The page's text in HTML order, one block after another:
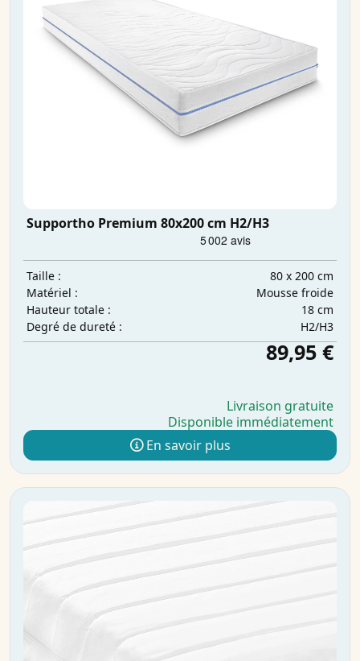
Supportho Premium 80x200 cm H2/H3
Taille :
80 x 200 cm
Matériel :
Mousse froide
Hauteur totale :
18 cm
Degré de dureté :
H2/H3
89,95 €
Livraison gratuite
Disponible immédiatement
En savoir plus